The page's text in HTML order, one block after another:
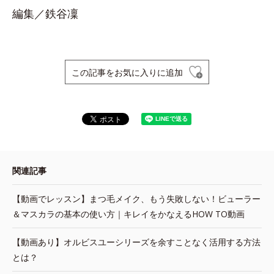
編集／鉄谷凜
この記事をお気に入りに追加
関連記事
【動画でレッスン】まつ毛メイク、もう失敗しない！ビューラー
＆マスカラの基本の使い方｜キレイをかなえるHOW TO動画
【動画あり】オルビスユーシリーズを余すことなく活用する方法
とは？